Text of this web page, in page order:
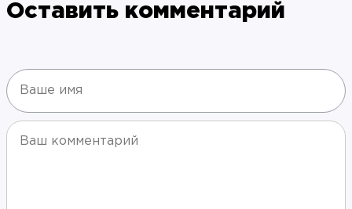
Оставить комментарий